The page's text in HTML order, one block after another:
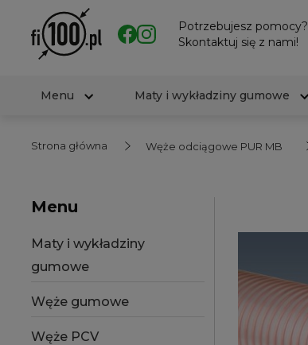
Potrzebujesz pomocy?
Skontaktuj się z nami!
Menu Maty i wykładziny gumowe
Strona główna Węże odciągowe PUR MB
Menu
Maty i wykładziny
gumowe
Węże gumowe
Węże PCV